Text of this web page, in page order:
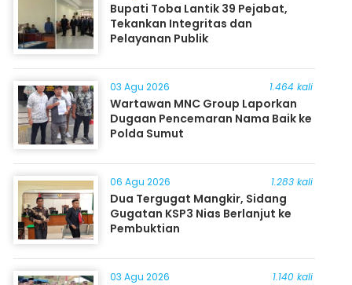
Bupati Toba Lantik 39 Pejabat,
Tekankan Integritas dan
Pelayanan Publik
03 Agu 2026 1.464 kali
Wartawan MNC Group Laporkan
Dugaan Pencemaran Nama Baik ke
Polda Sumut
06 Agu 2026 1.283 kali
Dua Tergugat Mangkir, Sidang
Gugatan KSP3 Nias Berlanjut ke
Pembuktian
03 Agu 2026 1.140 kali